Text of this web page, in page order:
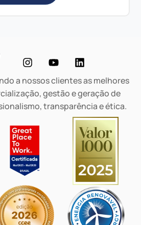
a nossos clientes as melhores
gestão e geração de
transparência e ética.